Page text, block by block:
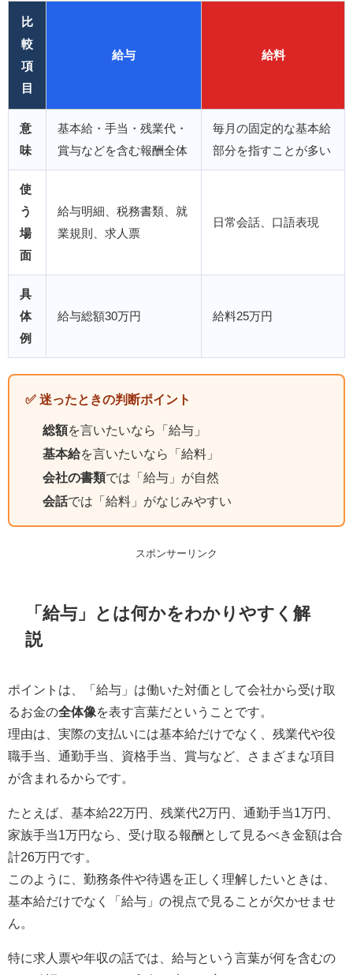
比
較
項
目
給与 給料
意
味
基本給・手当・残業代・
賞与などを含む報酬全体
毎月の固定的な基本給
部分を指すことが多い
使
う
場
面
給与明細、税務書類、就
業規則、求人票
日常会話、口語表現
具
体
例
給与総額30万円 給料25万円
✅ 迷ったときの判断ポイント
総額を言いたいなら「給与」
基本給を言いたいなら「給料」
会社の書類では「給与」が自然
会話では「給料」がなじみやすい
スポンサーリンク
「給与」とは何かをわかりやすく解
説
ポイントは、「給与」は働いた対価として会社から受け取
るお金の全体像を表す言葉だということです。
理由は、実際の支払いには基本給だけでなく、残業代や役
職手当、通勤手当、資格手当、賞与など、さまざまな項目
が含まれるからです。
たとえば、基本給22万円、残業代2万円、通勤手当1万円、
家族手当1万円なら、受け取る報酬として見るべき金額は合
計26万円です。
このように、勤務条件や待遇を正しく理解したいときは、
基本給だけでなく「給与」の視点で見ることが欠かせませ
ん。
特に求人票や年収の話では、給与という言葉が何を含むの